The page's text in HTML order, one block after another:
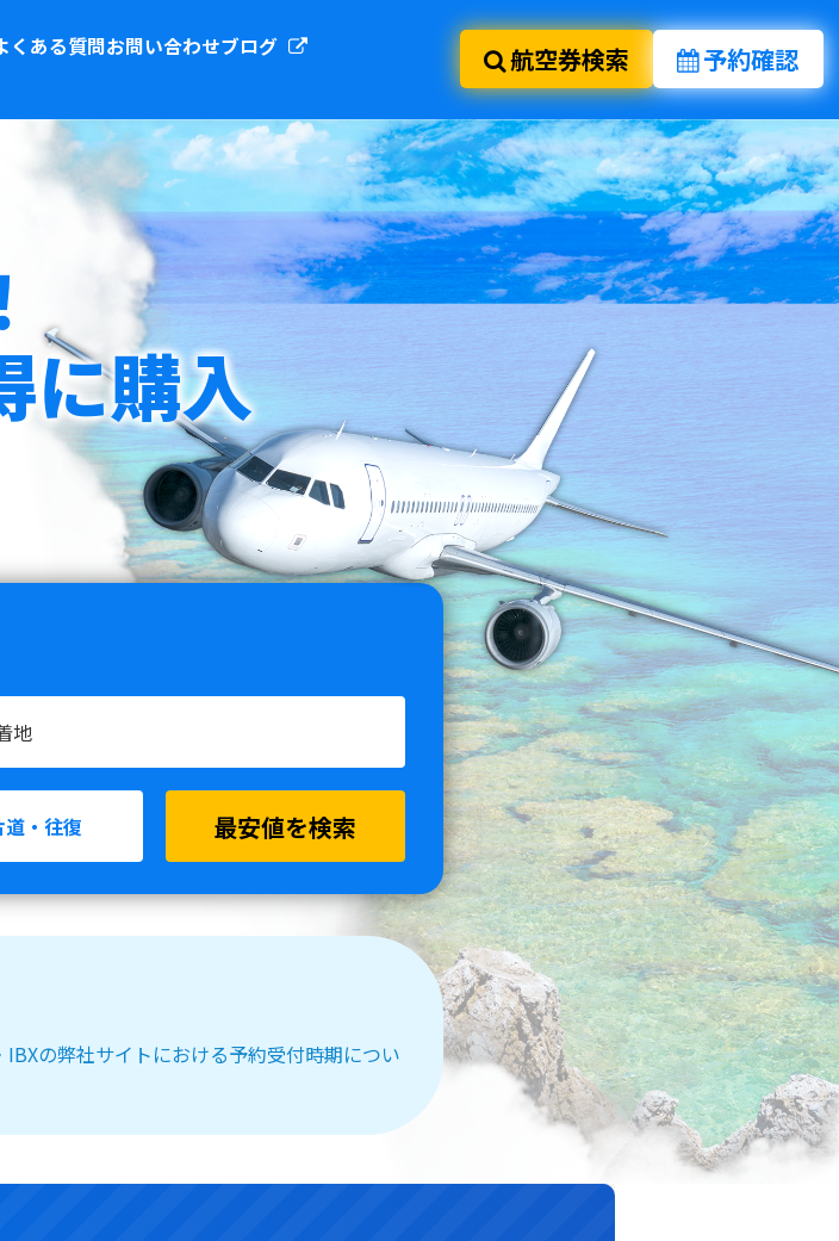
くある質問お問い合わせブログ
航空券検索 予約確認
に購入
道・往復 最安値を検索
の弊社サイトにおける予約受付時期につい